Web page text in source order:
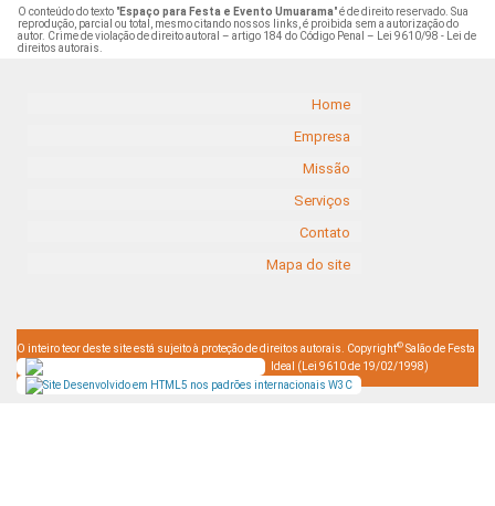
O conteúdo do texto "Espaço para Festa e Evento Umuarama" é de direito reservado. Sua
reprodução, parcial ou total, mesmo citando nossos links, é proibida sem a autorização do
autor. Crime de violação de direito autoral – artigo 184 do Código Penal –
Lei 9610/98 - Lei de
direitos autorais
Home
Empresa
Missão
Serviços
Contato
Mapa do site
O inteiro teor deste site está sujeito à proteção de direitos autorais. Copyright© Salão de Festa
Ideal (Lei 9610 de 19/02/1998)